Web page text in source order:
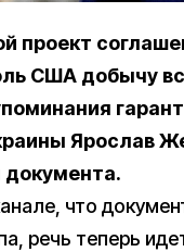
проект
США добычу
Ярослав
документа.
что
речь теперь